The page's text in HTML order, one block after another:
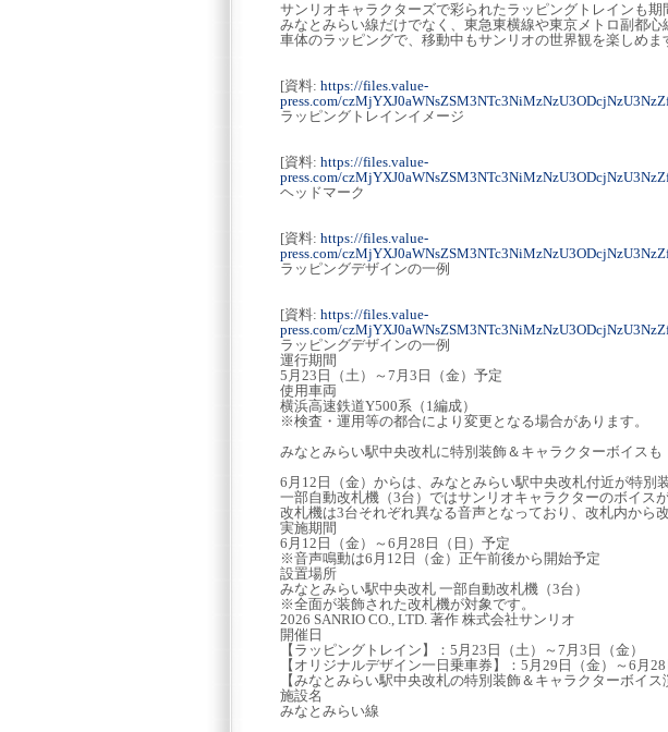
サンリオキャラクターズで彩られたラッピングトレインも期
みなとみらい線だけでなく、東急東横線や東京メトロ副都心
車体のラッピングで、移動中もサンリオの世界観を楽しめま
[資料: https://files.value-
press.com/
ラッピングトレインイメージ
[資料: https://files.value-
press.com/
ヘッドマーク
[資料: https://files.value-
press.com/
ラッピングデザインの一例
[資料: https://files.value-
press.com/
ラッピングデザインの一例
運行期間
5月23日（土）～7月3日（金）予定
使用車両
横浜高速鉄道Y500系（1編成）
※検査・運用等の都合により変更となる場合があります。
みなとみらい駅中央改札に特別装飾＆キャラクターボイスも
6月12日（金）からは、みなとみらい駅中央改札付近が特別
一部自動改札機（3台）ではサンリオキャラクターのボイス
改札機は3台それぞれ異なる音声となっており、改札内から
実施期間
6月12日（金）～6月28日（日）予定
※音声鳴動は6月12日（金）正午前後から開始予定
設置場所
みなとみらい駅中央改札 一部自動改札機（3台）
※全面が装飾された改札機が対象です。
2026 SANRIO CO., LTD. 著作 株式会社サンリオ
開催日
【ラッピングトレイン】：5月23日（土）～7月3日（金）
【オリジナルデザイン一日乗車券】：5月29日（金）～6月28
【みなとみらい駅中央改札の特別装飾＆キャラクターボイ
施設名
みなとみらい線